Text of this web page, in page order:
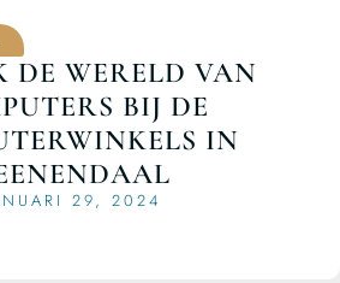
DE WERELD VAN
BIJ DE
IN
29, 2024